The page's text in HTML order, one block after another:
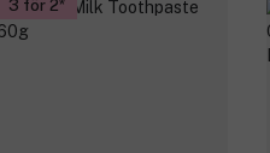
3 för 2